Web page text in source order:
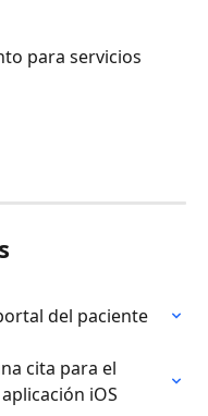
para servicios
del paciente
cita para el
iOS